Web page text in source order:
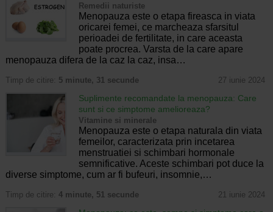
Remedii naturiste
Menopauza este o etapa fireasca in viata
oricarei femei, ce marcheaza sfarsitul
perioadei de fertilitate, in care aceasta
poate procrea. Varsta de la care apare
menopauza difera de la caz la caz, insa…
Timp de citire: 5 minute, 31 secunde 27 iunie 2024
Suplimente recomandate la menopauza: Care
sunt si ce simptome amelioreaza?
Vitamine si minerale
Menopauza este o etapa naturala din viata
femeilor, caracterizata prin incetarea
menstruatiei si schimbari hormonale
semnificative. Aceste schimbari pot duce la
diverse simptome, cum ar fi bufeuri, insomnie,…
Timp de citire: 4 minute, 51 secunde 21 iunie 2024